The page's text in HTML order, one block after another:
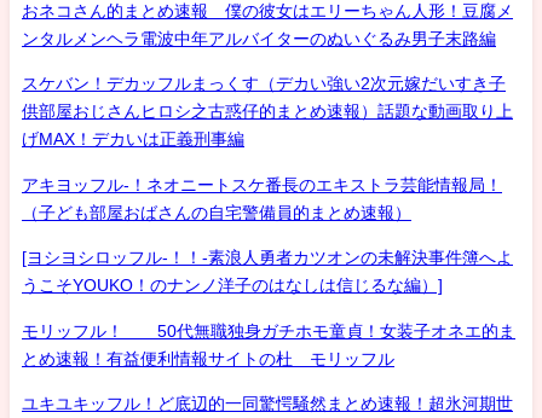
おネコさん的まとめ速報 僕の彼女はエリーちゃん人形！豆腐メ
ンタルメンヘラ電波中年アルバイターのぬいぐるみ男子末路編
スケバン！デカッフルまっくす（デカい強い2次元嫁だいすき子
供部屋おじさんヒロシ之古惑仔的まとめ速報）話題な動画取り上
げMAX！デカいは正義刑事編
アキヨッフル-！ネオニートスケ番長のエキストラ芸能情報局！
（子ども部屋おばさんの自宅警備員的まとめ速報）
[ヨシヨシロッフル-！！-素浪人勇者カツオンの未解決事件簿へよ
うこそYOUKO！のナンノ洋子のはなしは信じるな編）]
モリッフル！ 50代無職独身ガチホモ童貞！女装子オネエ的ま
とめ速報！有益便利情報サイトの杜 モリッフル
ユキユキッフル！ど底辺的一同驚愕騒然まとめ速報！超氷河期世